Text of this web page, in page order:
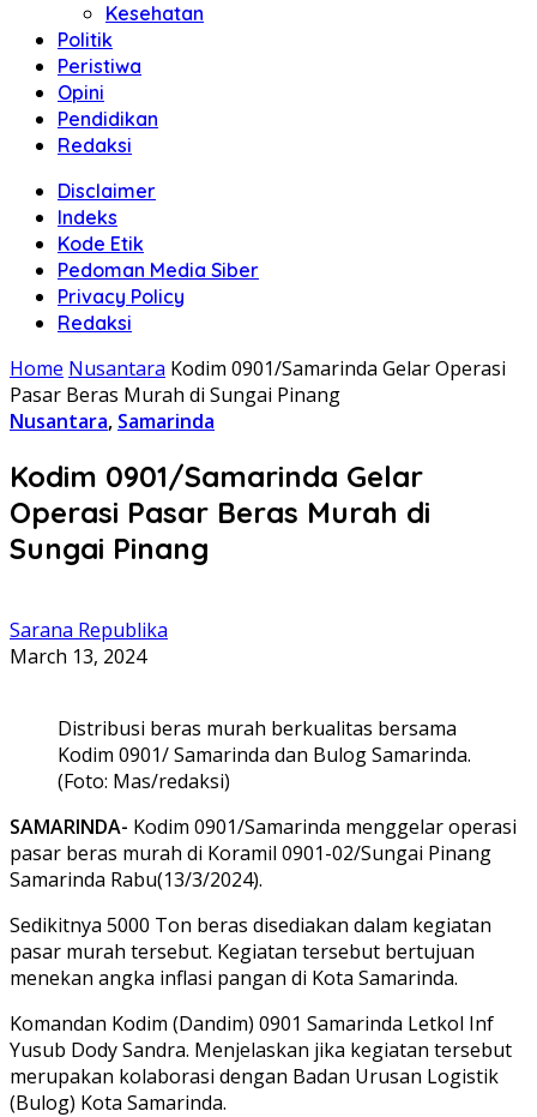
Kesehatan
Politik
Peristiwa
Opini
Pendidikan
Redaksi
Disclaimer
Indeks
Kode Etik
Pedoman Media Siber
Privacy Policy
Redaksi
Home Nusantara Kodim 0901/Samarinda Gelar Operasi
Pasar Beras Murah di Sungai Pinang
Nusantara, Samarinda
Kodim 0901/Samarinda Gelar
Operasi Pasar Beras Murah di
Sungai Pinang
Sarana Republika
March 13, 2024
Distribusi beras murah berkualitas bersama
Kodim 0901/ Samarinda dan Bulog Samarinda.
(Foto: Mas/redaksi)
SAMARINDA- Kodim 0901/Samarinda menggelar operasi
pasar beras murah di Koramil 0901-02/Sungai Pinang
Samarinda Rabu(13/3/2024).
Sedikitnya 5000 Ton beras disediakan dalam kegiatan
pasar murah tersebut. Kegiatan tersebut bertujuan
menekan angka inflasi pangan di Kota Samarinda.
Komandan Kodim (Dandim) 0901 Samarinda Letkol Inf
Yusub Dody Sandra. Menjelaskan jika kegiatan tersebut
merupakan kolaborasi dengan Badan Urusan Logistik
(Bulog) Kota Samarinda.